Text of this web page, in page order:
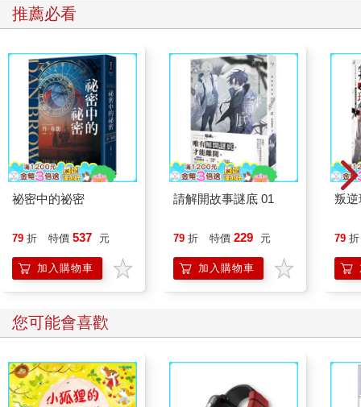
換言之，若個人在公開場所內持續遭受他人的注視、監看、監聽
或個資被公開揭露，將可能影響其人格發展。因此，個人在公開
受不當侵犯。
最後，雖然隱私權的保障係透過大法官解釋而來，大法官的解釋
是屬於《憲法》層次內涵，我國通過《個人資料保護法》，並輔
以相關法規來作為隱私權保障的基準。
貳、在學校該如何注意個人資訊隱私權？
◎事件6 教師可否公布學生的成績與排名？或請學生代為登錄成
‧ 實例1 考完期中考後，可否向全班宣讀個人成績？
依據大法官第603號解釋、教師法第32條以及《個人資料保護法》
18的規定，可以得知學生的成績屬於個人資料的範疇，依法應受
料，而《個資法》則進一步強調，個人資料的蒐集、處理及利用
代理人同意的情況下，教師公開學生成績的行為，已違反法律賦
予教師的保密義務，屬於不當處理個人資料的違法行為。
推薦必看
祕密中的祕密
79 折 特價 537 元
加入購物車
請解開故事謎底 01
79 折 特價 229 元
加入購物車
叛逆
79 折
您可能會喜歡